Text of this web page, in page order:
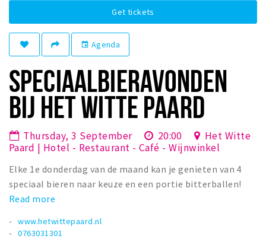
Parkeren
Musea, theaters & podia
Uitjes & activiteiten
Toeristische routes
Natuurgebieden
Baroniepoorten
Sport
Get tickets
event Agenda
SPECIAALBIERAVONDEN
BIJ HET WITTE PAARD
Thursday, 3 September 20:00
Het Witte
Paard | Hotel - Restaurant - Café - Wijnwinkel
Elke 1e donderdag van de maand kan je genieten van 4
speciaal bieren naar keuze en een portie bitterballen!
Read more
www.hetwittepaard.nl
0763031301